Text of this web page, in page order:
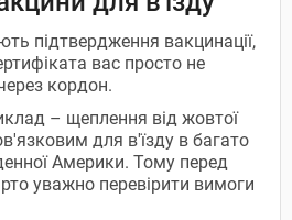
підтвердження вакцинації,
вас просто не
кордон.
– щеплення від жовтої
для в'їзду в багато
Америки. Тому перед
уважно перевірити вимоги